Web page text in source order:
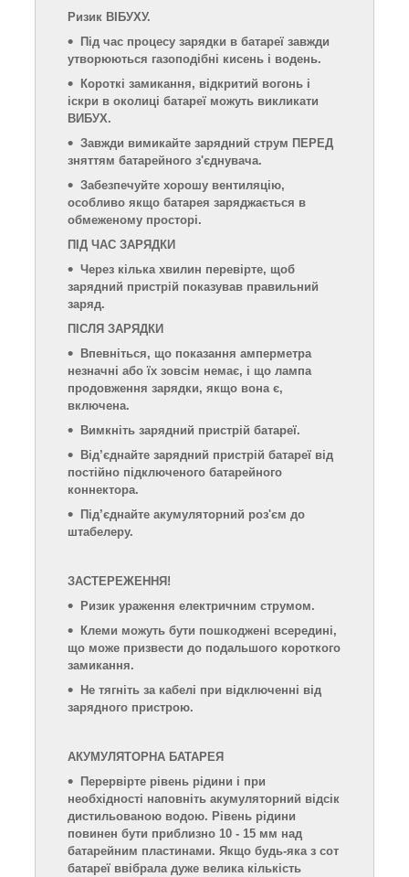
Ризик ВІБУХУ.
Під час процесу зарядки в батареї завжди
утворюються газоподібні кисень і водень.
Короткі замикання, відкритий вогонь і
іскри в околиці батареї можуть викликати
ВИБУХ.
Завжди вимикайте зарядний струм ПЕРЕД
зняттям батарейного з'єднувача.
Забезпечуйте хорошу вентиляцію,
особливо якщо батарея заряджається в
обмеженому просторі.
ПІД ЧАС ЗАРЯДКИ
Через кілька хвилин перевірте, щоб
зарядний пристрій показував правильний
заряд.
ПІСЛЯ ЗАРЯДКИ
Впевніться, що показання амперметра
незначні або їх зовсім немає, і що лампа
продовження зарядки, якщо вона є,
включена.
Вимкніть зарядний пристрій батареї.
Від’єднайте зарядний пристрій батареї від
постійно підключеного батарейного
коннектора.
Під’єднайте акумуляторний роз'єм до
штабелеру.
ЗАСТЕРЕЖЕННЯ!
Ризик ураження електричним струмом.
Клеми можуть бути пошкоджені всередині,
що може призвести до подальшого короткого
замикання.
Не тягніть за кабелі при відключенні від
зарядного пристрою.
АКУМУЛЯТОРНА БАТАРЕЯ
Перервірте рівень рідини і при
необхідності наповніть акумуляторний відсік
дистильованою водою. Рівень рідини
повинен бути приблизно 10 - 15 мм над
батарейним пластинами. Якщо будь-яка з сот
батареї ввібрала дуже велика кількість